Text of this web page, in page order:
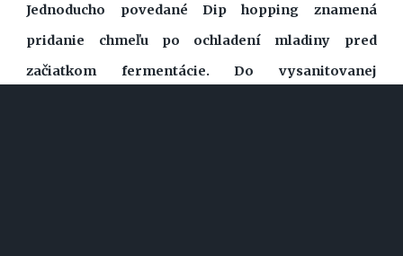
Jednoducho povedané Dip hopping znamená
pridanie chmeľu po ochladení mladiny pred
začiatkom fermentácie. Do vysanitovanej